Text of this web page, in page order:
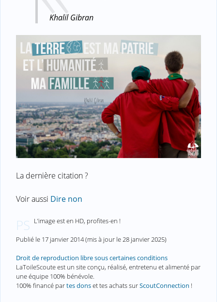
Khalil Gibran
La dernière citation ?
Voir aussi Dire non
PS L’image est en HD, profites-en !
Publié le 17 janvier 2014(mis à jour le28 janvier 2025)
Droit de reproduction libre sous certaines conditions
LaToileScoute est un site conçu, réalisé, entretenu et alimenté par
une équipe 100% bénévole.
100% financé partes donset tes achats surScoutConnection !